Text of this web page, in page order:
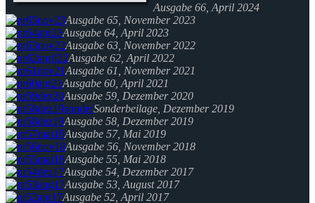
Ausgabe 66, April 2024
Ausgabe 65, November 2023
Ausgabe 64, April 2023
Ausgabe 63, November 2022
Ausgabe 62, April 2022
Ausgabe 61, November 2021
Ausgabe 60, April 2021
Ausgabe 59, Dezember 2020
Sonderbeilage, Dezember 2019
Ausgabe 58, Dezember 2019
Ausgabe 57, Mai 2019
Ausgabe 56, November 2018
Ausgabe 55, Mai 2018
Ausgabe 54, Dezember 2017
Ausgabe 53, August 2017
Ausgabe 52, April 2017